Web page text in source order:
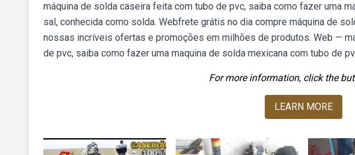
máquina de solda caseira feita com tubo de pvc, saiba como fazer uma
sal, conhecida como solda. Webfrete grátis no dia compre máquina de
nossas incríveis ofertas e promoções em milhões de produtos. Web —
de pvc, saiba como fazer uma maquina de solda mexicana com tubo de
For more information, click the
LEARN MORE